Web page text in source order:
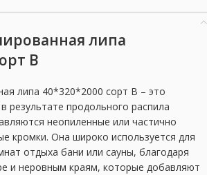
липа
В
липа 40*320*2000 сорт В – это
результате продольного распила
неопиленные или частично
кромки. Она широко используется для
отдыха бани или сауны, благодаря
и неровным краям, которые добавляют